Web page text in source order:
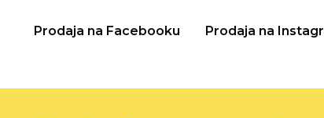
Prodaja na Facebooku Prodaja na